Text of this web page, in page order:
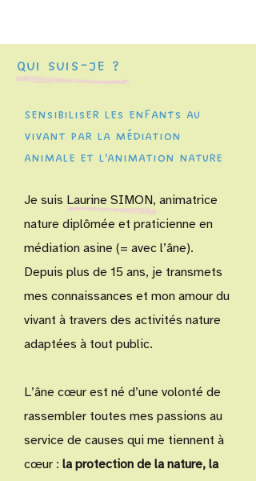
Qui suis-je ?
Sensibiliser les enfants au
vivant par la médiation
animale et l'animation nature
Je suis Laurine SIMON, animatrice
nature diplômée et praticienne en
médiation asine (= avec l’âne).
Depuis plus de 15 ans, je transmets
mes connaissances et mon amour du
vivant à travers des activités nature
adaptées à tout public.
L’âne cœur est né d’une volonté de
rassembler toutes mes passions au
service de causes qui me tiennent à
cœur : la protection de la nature, la